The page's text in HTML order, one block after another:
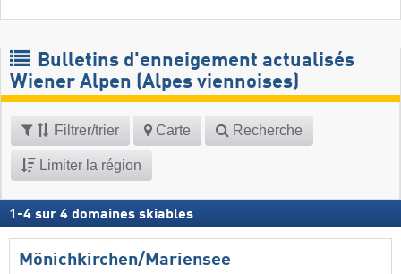
Bulletins d'enneigement actualisés
Wiener Alpen (Alpes viennoises)
Filtrer/trier Carte Recherche
Limiter la région
1 -4 sur 4 domaines skiables
Mönichkirchen/​Mariensee